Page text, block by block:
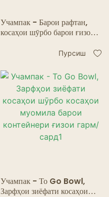
Учампак - Барои рафтан,
косаҳои шӯрбо барои ғизои
сарпӯши ПП Контейнерҳои
Пурсиш
Учампак - То Go Bowl,
Зарфҳои зиёфати косаҳои